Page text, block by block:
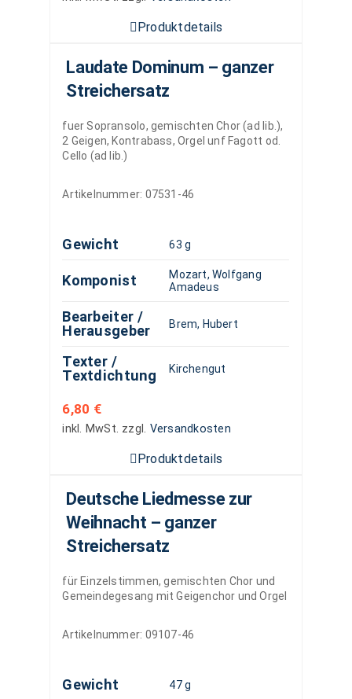
Produktdetails
Laudate Dominum – ganzer
Streichersatz
fuer Sopransolo, gemischten Chor (ad lib.),
2 Geigen, Kontrabass, Orgel unf Fagott od.
Cello (ad lib.)
Artikelnummer: 07531-46
Gewicht 63 g
Komponist
Mozart, Wolfgang
Amadeus
Bearbeiter /
Herausgeber
Brem, Hubert
Texter /
Textdichtung
Kirchengut
6,80 €
inkl. MwSt. zzgl. Versandkosten
Produktdetails
Deutsche Liedmesse zur
Weihnacht – ganzer
Streichersatz
für Einzelstimmen, gemischten Chor und
Gemeindegesang mit Geigenchor und Orgel
Artikelnummer: 09107-46
Gewicht 47 g